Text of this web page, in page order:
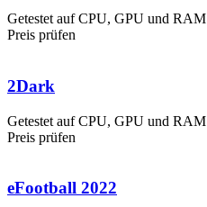
Getestet auf CPU, GPU und RAM
Preis prüfen
2Dark
Getestet auf CPU, GPU und RAM
Preis prüfen
eFootball 2022